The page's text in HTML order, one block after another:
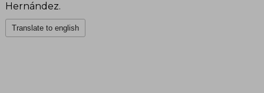
Hernández.
Translate to english